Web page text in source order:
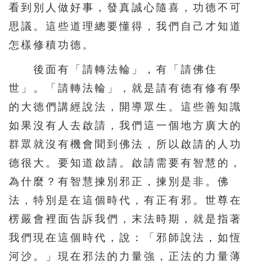
看到別人做好事，發真誠心隨喜，功德不可
思議。這些道理總要懂得，我們自己才知道
怎樣修積功德。
後面有「請轉法輪」，有「請佛住
世」。「請轉法輪」，就是請有德有修有學
的大德們講經說法，開導眾生。這些善知識
如果沒有人去啟請，我們這一個地方廣大的
群眾就沒有機會聞到佛法，所以啟請的人功
德很大。要知道啟請。啟請需要有智慧的，
為什麼？有智慧揀別邪正，揀別是非。佛
法，特別是在這個時代，有正有邪。世尊在
楞嚴會裡面告訴我們，末法時期，就是指著
我們現在這個時代，說：「邪師說法，如恆
河沙。」現在邪法的力量強，正法的力量薄